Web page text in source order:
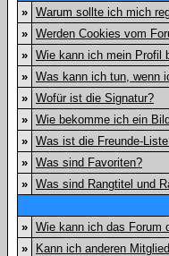
» Warum sollte ich mich
» Werden Cookies vom
» Wie kann ich mein Profil
» Was kann ich tun, wenn
» Wofür ist die Signatur?
» Wie bekomme ich ein
» Was ist die Freunde-
» Was sind Favoriten?
» Was sind Rangtitel und
» Wie kann ich das Forum
»
Kann ich anderen